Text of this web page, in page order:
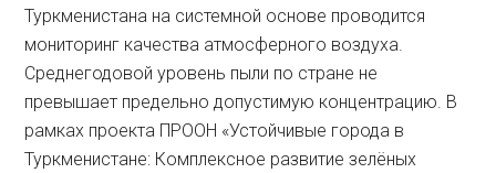
Туркменистана на системной основе проводится
мониторинг качества атмосферного воздуха.
Среднегодовой уровень пыли по стране не
превышает предельно допустимую концентрацию. В
рамках проекта ПРООН «Устойчивые города в
Туркменистане: Комплексное развитие зелёных